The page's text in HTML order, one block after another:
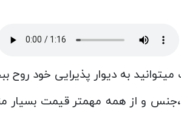
و از همه مهمتر قیمت بسیار